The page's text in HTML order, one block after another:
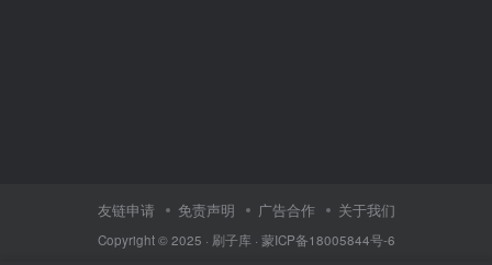
友链申请 免责声明 广告合作 关于我们
Copyright © 2025 · 刷子库 · 蒙ICP备18005844号-6